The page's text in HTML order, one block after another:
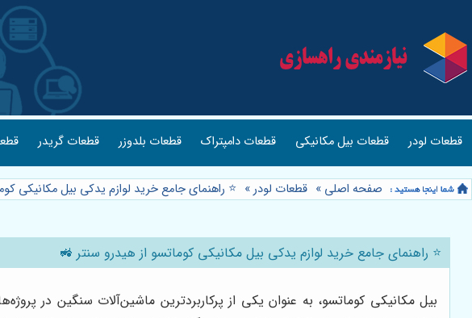
قطعات لودر قطعات بیل مکانیکی قطعات دامپتراک قطعات بلدوزر قطعات گریدر
صفحه اصلی » قطعات لودر» ⭐️ راهنمای جامع خرید لوازم یدکی بیل مکانیکی
⭐️ راهنمای جامع خرید لوازم یدکی بیل مکانیکی کوماتسو از هیدرو سنتر 🚜
بیل مکانیکی کوماتسو، به عنوان یکی از پرکاربردترین ماشین‌آلات سنگین در